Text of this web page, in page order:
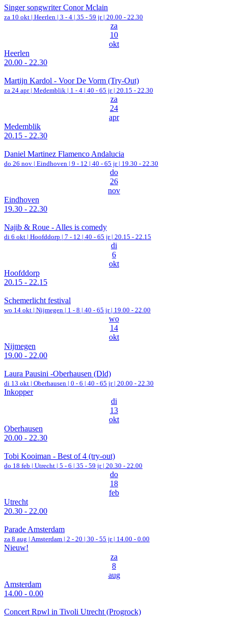
Singer songwriter Conor Mclain
za 10 okt | Heerlen | 3 - 4 | 35 - 59 jr | 20.00 - 22.30
za
10
okt
Heerlen
20.00 - 22.30
Martijn Kardol - Voor De Vorm (Try-Out)
za 24 apr | Medemblik | 1 - 4 | 40 - 65 jr | 20.15 - 22.30
za
24
apr
Medemblik
20.15 - 22.30
Daniel Martinez Flamenco Andalucia
do 26 nov | Eindhoven | 9 - 12 | 40 - 65 jr | 19.30 - 22.30
do
26
nov
Eindhoven
19.30 - 22.30
Najib & Roue - Alles is comedy
di 6 okt | Hoofddorp | 7 - 12 | 40 - 65 jr | 20.15 - 22.15
di
6
okt
Hoofddorp
20.15 - 22.15
Schemerlicht festival
wo 14 okt | Nijmegen | 1 - 8 | 40 - 65 jr | 19.00 - 22.00
wo
14
okt
Nijmegen
19.00 - 22.00
Laura Pausini -Oberhausen (Dld)
di 13 okt | Oberhausen | 0 - 6 | 40 - 65 jr | 20.00 - 22.30
Inkopper
di
13
okt
Oberhausen
20.00 - 22.30
Tobi Kooiman - Best of 4 (try-out)
do 18 feb | Utrecht | 5 - 6 | 35 - 59 jr | 20.30 - 22.00
do
18
feb
Utrecht
20.30 - 22.00
Parade Amsterdam
za 8 aug | Amsterdam | 2 - 20 | 30 - 55 jr | 14.00 - 0.00
Nieuw!
za
8
aug
Amsterdam
14.00 - 0.00
Concert Rpwl in Tivoli Utrecht (Progrock)